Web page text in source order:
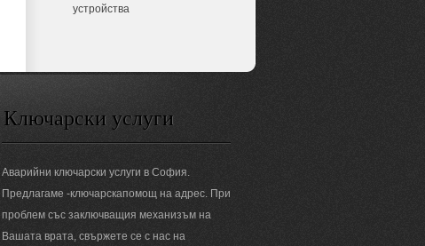
устройства
Ключарски услуги
Аварийни ключарски услуги в София.
Предлагаме -ключарскапомощ на адрес. При
проблем със заключващия механизъм на
Вашата врата, свържете се с нас на